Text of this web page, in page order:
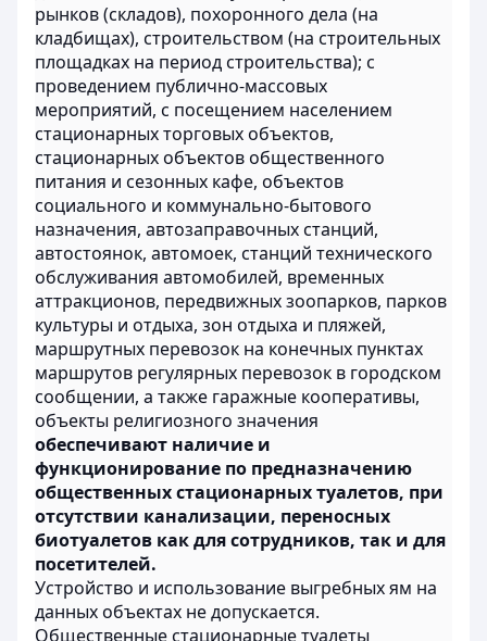
рынков (складов), похоронного дела (на
кладбищах), строительством (на строительных
площадках на период строительства); с
проведением публично-массовых
мероприятий, с посещением населением
стационарных торговых объектов,
стационарных объектов общественного
питания и сезонных кафе, объектов
социального и коммунально-бытового
назначения, автозаправочных станций,
автостоянок, автомоек, станций технического
обслуживания автомобилей, временных
аттракционов, передвижных зоопарков, парков
культуры и отдыха, зон отдыха и пляжей,
маршрутных перевозок на конечных пунктах
маршрутов регулярных перевозок в городском
сообщении, а также гаражные кооперативы,
объекты религиозного значения
обеспечивают наличие и
функционирование по предназначению
общественных стационарных туалетов, при
отсутствии канализации, переносных
биотуалетов как для сотрудников, так и для
посетителей.
Устройство и использование выгребных ям на
данных объектах не допускается.
Общественные стационарные туалеты